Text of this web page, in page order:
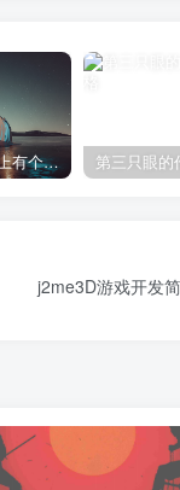
为什么天使头上有个圈？ 第三只眼的
j2me3D游戏开发